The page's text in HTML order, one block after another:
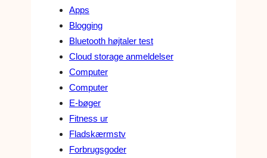
Apps
Blogging
Bluetooth højtaler test
Cloud storage anmeldelser
Computer
Computer
E-bøger
Fitness ur
Fladskærmstv
Forbrugsgoder